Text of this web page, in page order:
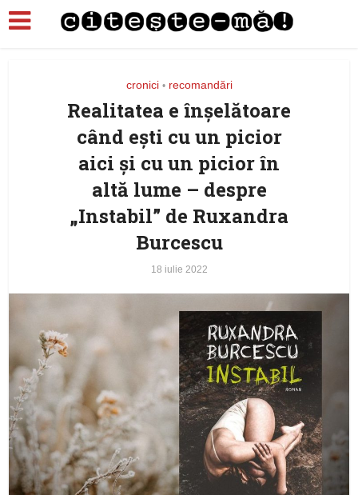
cronici • recomandări
Realitatea e înșelătoare
când ești cu un picior
aici și cu un picior în
altă lume – despre
„Instabil” de Ruxandra
Burcescu
18 iulie 2022